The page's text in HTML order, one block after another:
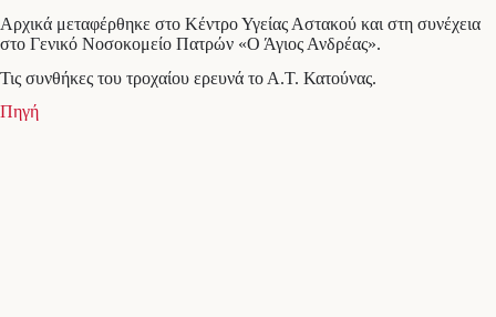
Αρχικά μεταφέρθηκε στο Κέντρο Υγείας Αστακού και στη συνέχεια
στο Γενικό Νοσοκομείο Πατρών «Ο Άγιος Ανδρέας».
Τις συνθήκες του τροχαίου ερευνά το Α.Τ. Κατούνας.
Πηγή